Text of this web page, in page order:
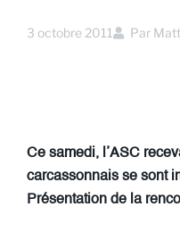
3 octobre 2011 Par
Ce samedi, l’ASC
carcassonnais se sont
Présentation de la